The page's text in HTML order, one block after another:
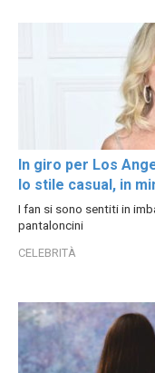
In giro per Los
lo stile casual, in
I fan si sono sentiti in
pantaloncini
CELEBRITÀ